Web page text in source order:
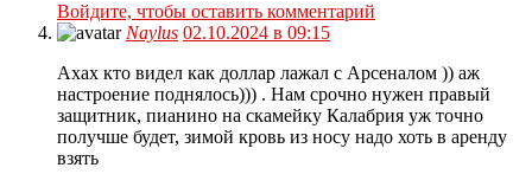
Войдите, чтобы оставить комментарий
Naylus 02.10.2024 в 09:15
Ахах кто видел как доллар лажал с Арсеналом )) аж
настроение поднялось))) . Нам срочно нужен правый
защитник, пианино на скамейку Калабрия уж точно
получше будет, зимой кровь из носу надо хоть в аренду
взять